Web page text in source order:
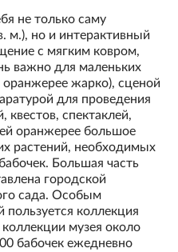
не только саму
м.), но и интерактивный
с мягким ковром,
важно для маленьких
оранжерее жарко), сценой
для проведения
квестов, спектаклей,
оранжерее большое
растений, необходимых
Большая часть
городской
сада. Особым
пользуется коллекция
музея около
бабочек ежедневно